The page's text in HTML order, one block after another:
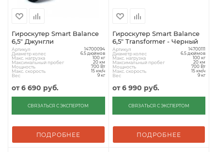
Гироскутер Smart Balance
6,5" Джунгли
Артикул 14700094
Диаметр колес 6.5 дюймов
Макс. нагрузка 100 кг
Максимальный пробег 20 км
Мощность 700 Вт
Макс. скорость 15 км/ч
Вес 9 кг
от6 690 руб.
СВЯЗАТЬСЯ С ЭКСПЕРТОМ
ПОДРОБНЕЕ
Гироскутер Smart Balance
6,5" Transformer - Черный
Артикул 14700111
Диаметр колес 6.5 дюймов
Макс. нагрузка 100 кг
Максимальный пробег 20 км
Мощность 700 Вт
Макс. скорость 15 км/ч
Вес 9 кг
от6 990 руб.
СВЯЗАТЬСЯ С ЭКСПЕРТОМ
ПОДРОБНЕЕ